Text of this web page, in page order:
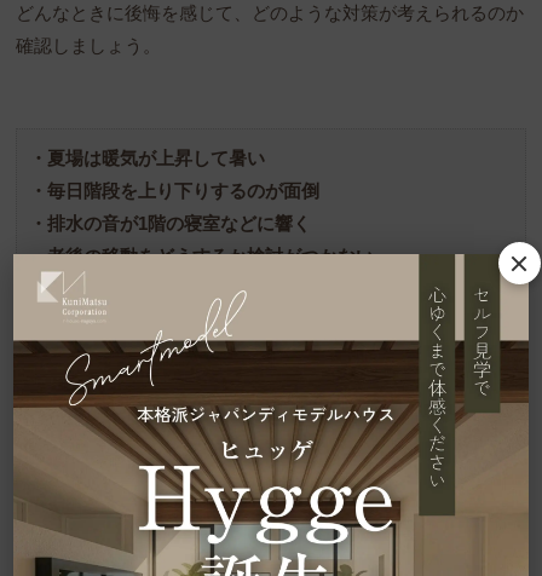
どんなときに後悔を感じて、どのような対策が考えられるのか
確認しましょう。
・夏場は暖気が上昇して暑い
・毎日階段を上り下りするのが面倒
・排水の音が1階の寝室などに響く
・老後の移動をどうするか検討がつかない
・売却したくても売れないことも
夏場は暖気が上昇して暑い
空気には温かくなると上昇する性質があります。
2階にリビングを配置することで、温度が上がり上昇した空気
に包まれて暑さを感じるケースがあります。